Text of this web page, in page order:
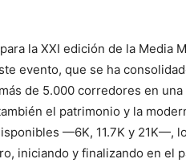
la XXI edición de la Media
evento, que se ha
de 5.000 corredores en
el patrimonio y la
—6K, 11.7K y 21K—,
iniciando y finalizando en el